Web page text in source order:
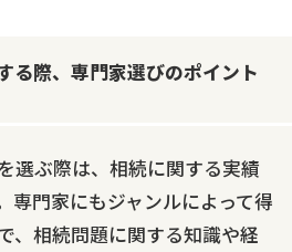
る際、専門家選びのポイント
選ぶ際は、相続に関する実績
専門家にもジャンルによって得
、相続問題に関する知識や経